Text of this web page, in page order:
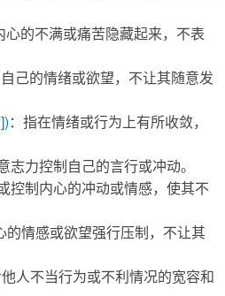
心的不满或痛苦隐藏起来，不表
己的情绪或欲望，不让其随意发
：指在情绪或行为上有所收敛，
志力控制自己的言行或冲动。
控制内心的冲动或情感，使其不
的情感或欲望强行压制，不让其
人不当行为或不利情况的宽容和